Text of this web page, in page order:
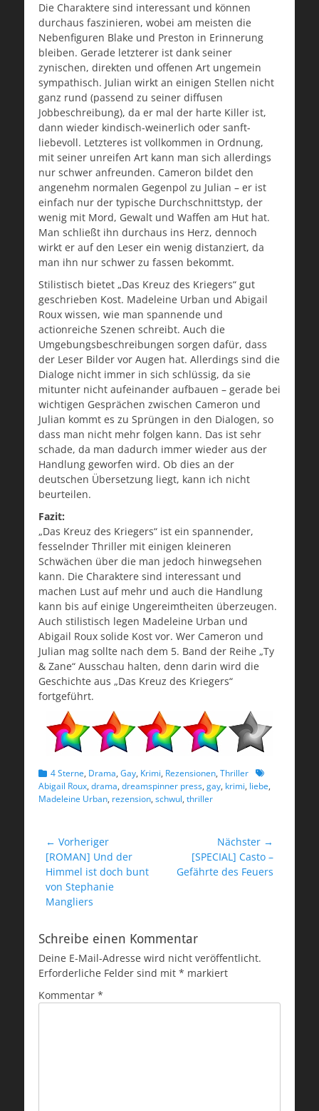
Die Charaktere sind interessant und können
durchaus faszinieren, wobei am meisten die
Nebenfiguren Blake und Preston in Erinnerung
bleiben. Gerade letzterer ist dank seiner
zynischen, direkten und offenen Art ungemein
sympathisch. Julian wirkt an einigen Stellen nicht
ganz rund (passend zu seiner diffusen
Jobbeschreibung), da er mal der harte Killer ist,
dann wieder kindisch-weinerlich oder sanft-
liebevoll. Letzteres ist vollkommen in Ordnung,
mit seiner unreifen Art kann man sich allerdings
nur schwer anfreunden. Cameron bildet den
angenehm normalen Gegenpol zu Julian – er ist
einfach nur der typische Durchschnittstyp, der
wenig mit Mord, Gewalt und Waffen am Hut hat.
Man schließt ihn durchaus ins Herz, dennoch
wirkt er auf den Leser ein wenig distanziert, da
man ihn nur schwer zu fassen bekommt.
Stilistisch bietet „Das Kreuz des Kriegers“ gut
geschrieben Kost. Madeleine Urban und Abigail
Roux wissen, wie man spannende und
actionreiche Szenen schreibt. Auch die
Umgebungsbeschreibungen sorgen dafür, dass
der Leser Bilder vor Augen hat. Allerdings sind die
Dialoge nicht immer in sich schlüssig, da sie
mitunter nicht aufeinander aufbauen – gerade bei
wichtigen Gesprächen zwischen Cameron und
Julian kommt es zu Sprüngen in den Dialogen, so
dass man nicht mehr folgen kann. Das ist sehr
schade, da man dadurch immer wieder aus der
Handlung geworfen wird. Ob dies an der
deutschen Übersetzung liegt, kann ich nicht
beurteilen.
Fazit:
„Das Kreuz des Kriegers“ ist ein spannender,
fesselnder Thriller mit einigen kleineren
Schwächen über die man jedoch hinwegsehen
kann. Die Charaktere sind interessant und
machen Lust auf mehr und auch die Handlung
kann bis auf einige Ungereimtheiten überzeugen.
Auch stilistisch legen Madeleine Urban und
Abigail Roux solide Kost vor. Wer Cameron und
Julian mag sollte nach dem 5. Band der Reihe „Ty
& Zane“ Ausschau halten, denn darin wird die
Geschichte aus „Das Kreuz des Kriegers“
fortgeführt.
Kategorien
4 Sterne, Drama, Gay, Krimi, Rezensionen, Thriller Schlagworte
Abigail Roux, drama, dreamspinner press, gay, krimi, liebe,
Madeleine Urban, rezension, schwul, thriller
Beitragsnavigation
← Vorheriger
Vorheriger
Beitrag:
[ROMAN] Und der
Himmel ist doch bunt
von Stephanie
Mangliers
Nächster →
Nächster
Beitrag:
[SPECIAL] Casto –
Gefährte des Feuers
Schreibe einen Kommentar
Deine E-Mail-Adresse wird nicht veröffentlicht.
Erforderliche Felder sind mit * markiert
Kommentar *